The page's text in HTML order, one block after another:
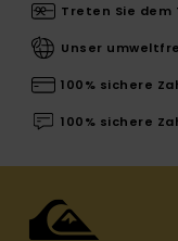
Treten Sie
Unser
100% sichere
100% sichere